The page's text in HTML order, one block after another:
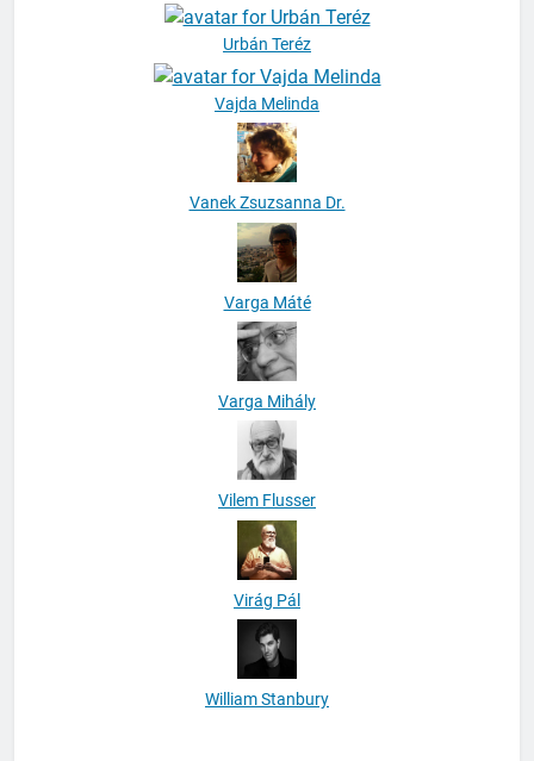
Vanek Zsuzsanna Dr.
Varga Máté
Varga Mihály
Vilem Flusser
Virág Pál
William Stanbury